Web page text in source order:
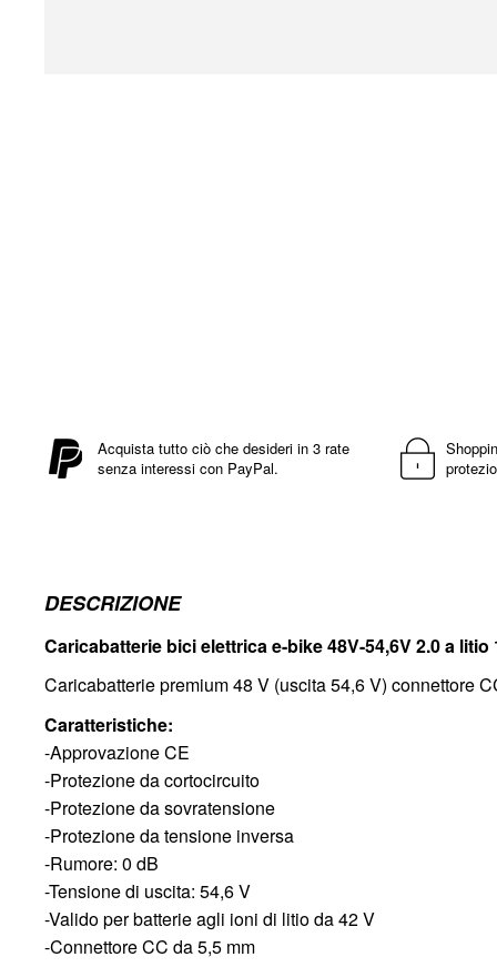
Acquista tutto ciò che desideri in 3 rate
senza interessi con PayPal.
DESCRIZIONE
Caricabatterie bici elettrica e-bike 48V-54,6V 2.0 a litio
Caricabatterie premium 48 V (uscita 54,6 V) connettore
Caratteristiche:
-Approvazione CE
-Protezione da cortocircuito
-Protezione da sovratensione
-Protezione da tensione inversa
-Rumore: 0 dB
-Tensione di uscita: 54,6 V
-Valido per batterie agli ioni di litio da 42 V
-Connettore CC da 5,5 mm